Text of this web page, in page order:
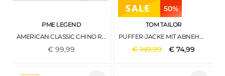
PME LEGEND
AMERICAN CLASSIC CHINO RELAXED FIT IVY GREENS
€99,99
50%
TOM TAILOR
PUFFER-JACKE MIT ABNEHMBARER KAPUZE REAL TEAL BLUE
€149,99 €74,99